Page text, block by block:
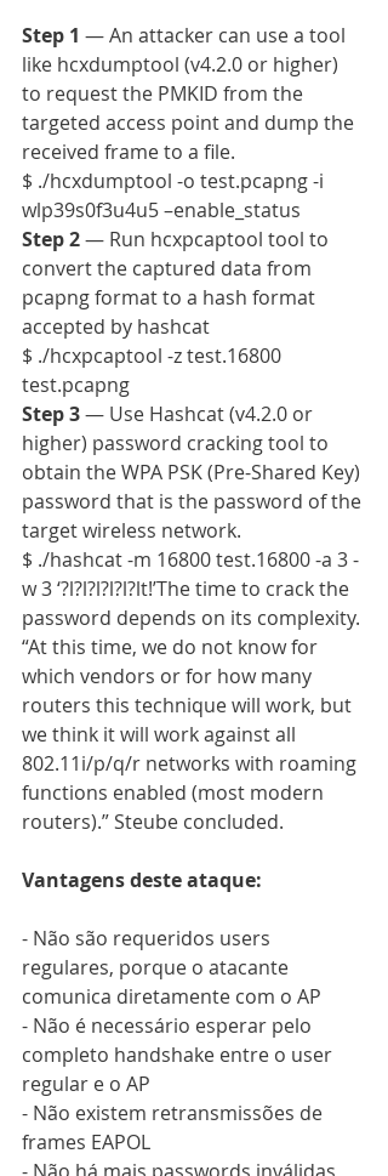
Step 1 — An attacker can use a tool
like hcxdumptool (v4.2.0 or higher)
to request the PMKID from the
targeted access point and dump the
received frame to a file.
$ ./hcxdumptool -o test.pcapng -i
wlp39s0f3u4u5 –enable_status
Step 2 — Run hcxpcaptool tool to
convert the captured data from
pcapng format to a hash format
accepted by hashcat
$ ./hcxpcaptool -z test.16800
test.pcapng
Step 3 — Use Hashcat (v4.2.0 or
higher) password cracking tool to
obtain the WPA PSK (Pre-Shared Key)
password that is the password of the
target wireless network.
$ ./hashcat -m 16800 test.16800 -a 3 -
w 3 ‘?l?l?l?l?l?lt!’The time to crack the
password depends on its complexity.
“At this time, we do not know for
which vendors or for how many
routers this technique will work, but
we think it will work against all
802.11i/p/q/r networks with roaming
functions enabled (most modern
routers).” Steube concluded.
Vantagens deste ataque:
- Não são requeridos users
regulares, porque o atacante
comunica diretamente com o AP
- Não é necessário esperar pelo
completo handshake entre o user
regular e o AP
- Não existem retransmissões de
frames EAPOL